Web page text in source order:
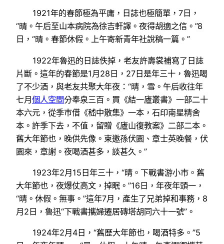
1921年的春節極為平庸，日誌也極簡單，7日，
“晴。午后至山本病院為徐吉軒譯。夜得胡適之信。”8
日，“晴。春節休假。上午寄新青年社說稿一篇。”
1922年魯迅的日誌佚掉，老友許壽裳補寫了日誌
片斷。這年的春節是1月28日，27日是年三十，魯迅喝
了不少酒，與老友共聚大年夜：“晴，雪。午后收往年
七月個人空間分奉泉三百。買《結一廬叢書》一部二十
本六元，從季巿借《嵇中散集》一本，石印南星精舍
本。許季下去，不值，留贈《廬山復教案》二部二本。
舊大年節也，晚供先像。柬邀孫伏園、章士英晚餐，伏
園來，章謝。夜喝酒甚多，談甚久。”
1923年2月15日年三十，“晴。下戰書游小市。舊
大年節也，夜爆仗高文，掉眠。”16日，年夜年頭一，
“晴。休假。無事。”這年7月，產生了兄弟掉和事務，8
月2日，魯迅“下戰書攜婦遷居磚塔胡同六十一號”。
1924年2月4日，“舊歷大年節也，喝酒特多。”5